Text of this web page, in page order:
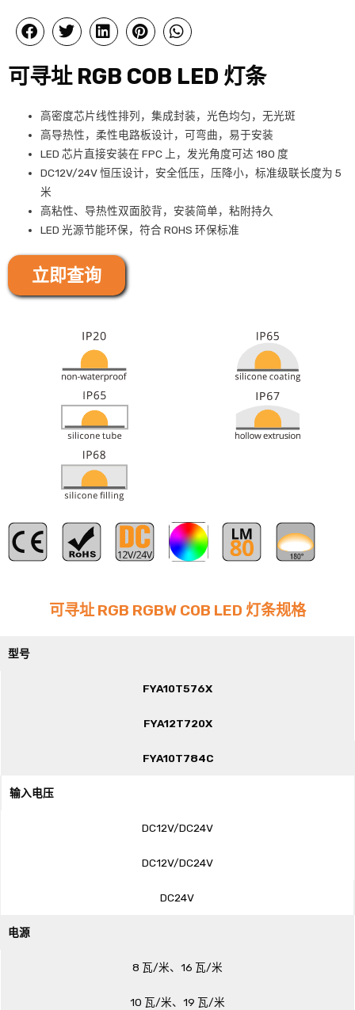
可寻址 RGB COB LED 灯条
高密度芯片线性排列，集成封装，光色均匀，无光斑
高导热性，柔性电路板设计，可弯曲，易于安装
LED 芯片直接安装在 FPC 上，发光角度可达 180 度
DC12V/24V 恒压设计，安全低压，压降小，标准级联长度为 5
米
高粘性、导热性双面胶背，安装简单，粘附持久
LED 光源节能环保，符合 ROHS 环保标准
立即查询
RGB
可寻址 RGB RGBW COB LED 灯条规格
型号
FYA10T576X
FYA12T720X
FYA10T784C
输入电压
DC12V/DC24V
DC12V/DC24V
DC24V
电源
8 瓦/米、16 瓦/米
10 瓦/米、19 瓦/米